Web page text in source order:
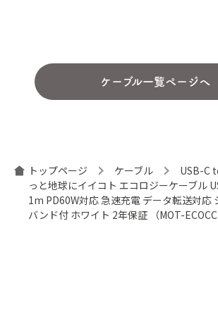
ケーブル一覧ページへ
トップページ ケーブル USB-C
っと地球にイイコト エコロジーケーブル
1m PD60W対応 急速充電 データ転送対応
バンド付 ホワイト 2年保証 （MOT-